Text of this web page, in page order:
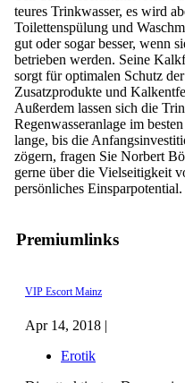
Premiumlinks
VIP Escort Mainz
Apr 14, 2018 |
Erotik
teures Trinkwasser, es wird
Toilettenspülung und
gut oder sogar besser, wenn
betrieben werden. Seine
sorgt für optimalen Schutz
Zusatzprodukte und
Außerdem lassen sich die
Regenwasseranlage im
lange, bis die
zögern, fragen Sie Norbert
gerne über die Vielseitigkeit
persönliches Einsparpotential.